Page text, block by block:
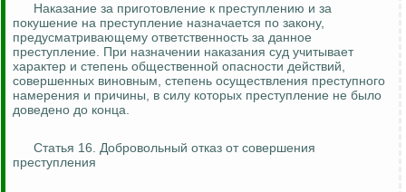
Наказание за приготовление к преступлению и за
покушение на преступление назначается по закону,
предусматривающему ответственность за данное
преступление. При назначении наказания суд учитывает
характер и степень общественной опасности действий,
совершенных виновным, степень осуществления преступного
намерения и причины, в силу которых преступление не было
доведено до конца.
Статья 16. Добровольный отказ от совершения
преступления